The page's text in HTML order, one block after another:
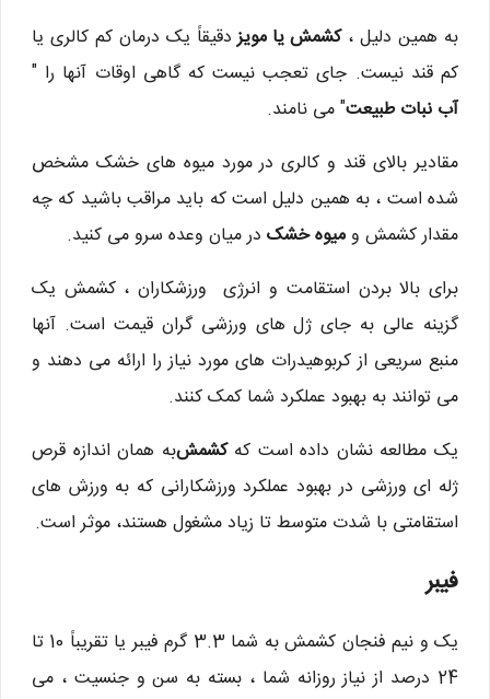
به همین دلیل ،کشمش یا مویزدقیقاً یک درمان کم کالری یا
کم قند نیست. جای تعجب نیست که گاهی اوقات آنها را "
آب نبات طبیعت" می نامند.
مقادیر بالای قند و کالری در مورد میوه های خشک مشخص
شده است ، به همین دلیل است که باید مراقب باشید که چه
مقدار کشمش ومیوه خشک در میان وعده سرو می کنید.
برای بالا بردن استقامت و انرژی ورزشکاران ، کشمش یک
گزینه عالی به جای ژل های ورزشی گران قیمت است. آنها
منبع سریعی از کربوهیدرات های مورد نیاز را ارائه می دهند و
می توانند به بهبود عملکرد شما کمک کنند.
یک مطالعه نشان داده است کهکشمشبه همان اندازه قرص
ژله ای ورزشی در بهبود عملکرد ورزشکارانی که به ورزش های
استقامتی با شدت متوسط ​​تا زیاد مشغول هستند، موثر است.
فیبر
یک و نیم فنجان کشمش به شما 3.3 گرم فیبر یا تقریباً 10 تا
24 درصد از نیاز روزانه شما ، بسته به سن و جنسیت ، می